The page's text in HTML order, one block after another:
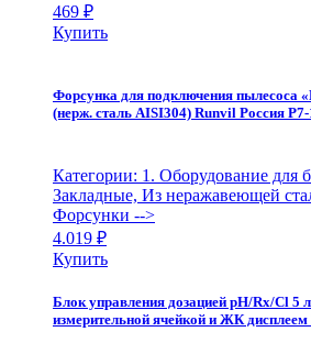
469 ₽
Купить
Форсунка для подключения пылесоса
(нерж. сталь AISI304) Runvil Россия Р7-
Категории: 1. Оборудование для
Закладные, Из неражавеющей
Форсунки -->
4.019 ₽
Купить
Блок управления дозацией pH/Rx/Cl 5
измерительной ячейкой и ЖК